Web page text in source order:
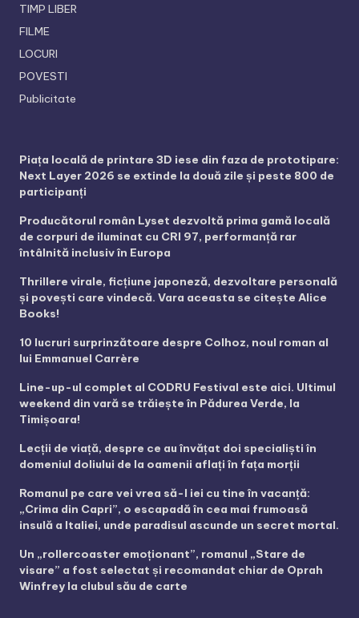
TIMP LIBER
FILME
LOCURI
POVESTI
Publicitate
Piața locală de printare 3D iese din faza de prototipare:
Next Layer 2026 se extinde la două zile și peste 800 de
participanți
Producătorul român Lyset dezvoltă prima gamă locală
de corpuri de iluminat cu CRI 97, performanță rar
întâlnită inclusiv în Europa
Thrillere virale, ficțiune japoneză, dezvoltare personală
și povești care vindecă. Vara aceasta se citește Alice
Books!
10 lucruri surprinzătoare despre Colhoz, noul roman al
lui Emmanuel Carrère
Line-up-ul complet al CODRU Festival este aici. Ultimul
weekend din vară se trăiește în Pădurea Verde, la
Timișoara!
Lecții de viață, despre ce au învățat doi specialiști în
domeniul doliului de la oamenii aflați în fața morții
Romanul pe care vei vrea să-l iei cu tine în vacanță:
„Crima din Capri”, o escapadă în cea mai frumoasă
insulă a Italiei, unde paradisul ascunde un secret mortal.
Un „rollercoaster emoționant”, romanul „Stare de
visare” a fost selectat și recomandat chiar de Oprah
Winfrey la clubul său de carte